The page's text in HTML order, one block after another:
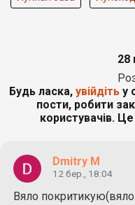
28
Будь ласка, увійдіть у
пости, робити
користувачів.
Dmitry M
12 бер., 18:04
Вяло